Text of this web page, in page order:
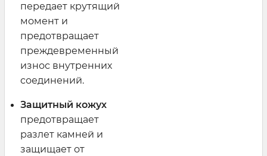
передает крутящий
момент и
предотвращает
преждевременный
износ внутренних
соединений.
Защитный кожух
предотвращает
разлет камней и
защищает от